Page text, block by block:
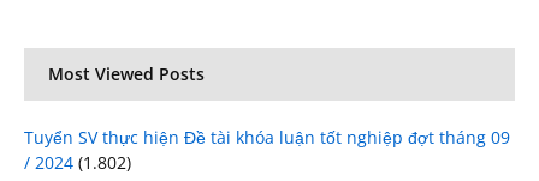
Most Viewed Posts
Tuyển SV thực hiện Đề tài khóa luận tốt nghiệp đợt tháng 09
/ 2024 (1.802)